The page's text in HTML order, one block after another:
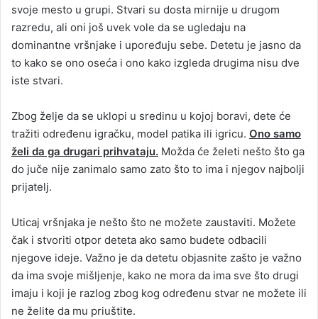
svoje mesto u grupi. Stvari su dosta mirnije u drugom
razredu, ali oni još uvek vole da se ugledaju na
dominantne vršnjake i upoređuju sebe. Detetu je jasno da
to kako se ono oseća i ono kako izgleda drugima nisu dve
iste stvari.
Zbog želje da se uklopi u sredinu u kojoj boravi, dete će
tražiti određenu igračku, model patika ili igricu. Ono samo
želi da ga drugari prihvataju. Možda će želeti nešto što ga
do juče nije zanimalo samo zato što to ima i njegov najbolji
prijatelj.
Uticaj vršnjaka je nešto što ne možete zaustaviti. Možete
čak i stvoriti otpor deteta ako samo budete odbacili
njegove ideje. Važno je da detetu objasnite zašto je važno
da ima svoje mišljenje, kako ne mora da ima sve što drugi
imaju i koji je razlog zbog kog određenu stvar ne možete ili
ne želite da mu priuštite.